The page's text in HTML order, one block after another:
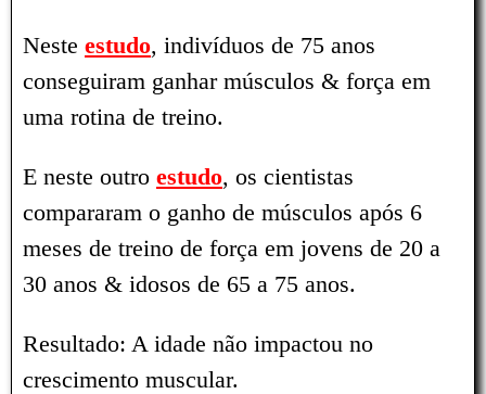
Neste estudo, indivíduos de 75 anos
conseguiram ganhar músculos & força em
uma rotina de treino.
E neste outro estudo, os cientistas
compararam o ganho de músculos após 6
meses de treino de força em jovens de 20 a
30 anos & idosos de 65 a 75 anos.
Resultado: A idade não impactou no
crescimento muscular.